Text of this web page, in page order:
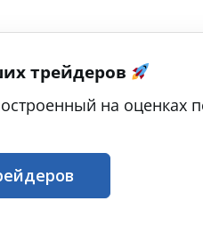
трейдеров
на оценках